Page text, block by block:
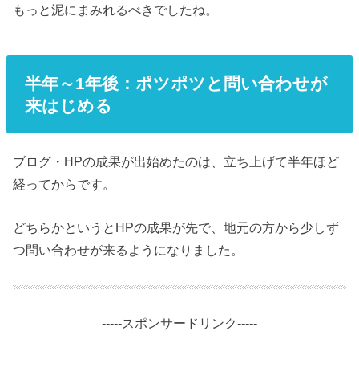
もっと泥にまみれるべきでしたね。
半年～1年後：ポツポツと問い合わせが
来はじめる
ブログ・HPの成果が出始めたのは、立ち上げて半年ほど
経ってからです。
どちらかというとHPの成果が先で、地元の方から少しず
つ問い合わせが来るようになりました。
-----スポンサードリンク-----